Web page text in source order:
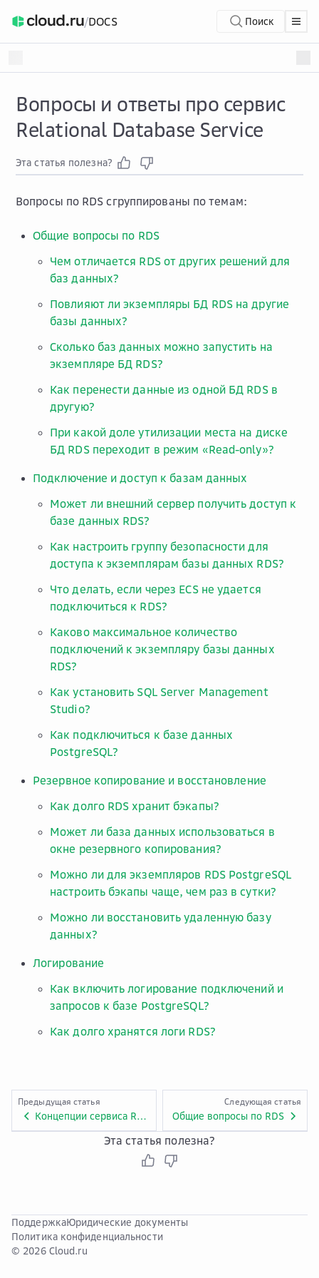
/DOCS Поиск
Вопросы и ответы про сервис
Relational Database Service
Эта статья полезна?
Вопросы по RDS сгруппированы по темам:
Общие вопросы по RDS
Чем отличается RDS от других решений для
баз данных?
Повлияют ли экземпляры БД RDS на другие
базы данных?
Сколько баз данных можно запустить на
экземпляре БД RDS?
Как перенести данные из одной БД RDS в
другую?
При какой доле утилизации места на диске
БД RDS переходит в режим «Read-only»?
Подключение и доступ к базам данных
Может ли внешний сервер получить доступ к
базе данных RDS?
Как настроить группу безопасности для
доступа к экземплярам базы данных RDS?
Что делать, если через ECS не удается
подключиться к RDS?
Каково максимальное количество
подключений к экземпляру базы данных
RDS?
Как установить SQL Server Management
Studio?
Как подключиться к базе данных
PostgreSQL?
Резервное копирование и восстановление
Как долго RDS хранит бэкапы?
Может ли база данных использоваться в
окне резервного копирования?
Можно ли для экземпляров RDS PostgreSQL
настроить бэкапы чаще, чем раз в сутки?
Можно ли восстановить удаленную базу
данных?
Логирование
Как включить логирование подключений и
запросов к базе PostgreSQL?
Как долго хранятся логи RDS?
Предыдущая статья
Концепции сервиса Relational Database Service
Следующая статья
Общие вопросы по RDS
Эта статья полезна?
ПоддержкаЮридические документы
Политика конфиденциальности
© 2026 Cloud.ru